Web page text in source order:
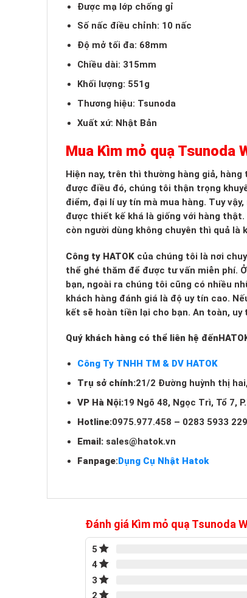
Được mạ lớp chống gỉ
Số nấc điều chỉnh: 10 nấc
Độ mở tối đa: 68mm
Chiều dài: 315mm
Khối lượng: 551g
Thương hiệu: Tsunoda
Xuất xứ: Nhật Bản
Mua Kìm mỏ quạ Tsunoda
Hiện nay, trên thì thường hàng giả,
được điều đó, chúng tôi thận trọng
điểm, đại lí uy tín mà mua hàng. Tuy
được thiết kế khá là giống với hàng
còn người dùng không chuyên thì quả là
Công ty HATOK của chúng tôi là nơi
thể ghé thăm để được tư vấn miễn phí.
bạn, ngoài ra chúng tôi cũng có nhiều
khách hàng đánh giá là độ uy tín cao.
kết sẽ hoàn tiền lại cho bạn. An toàn,
Quý khách hàng có thể liên hệ đến
Công Ty TNHH TM & DV HATOK
Trụ sở chính:21/2 Đường huỳnh thị
VP Hà Nội:19 Ngõ 48, Ngọc Trì, Tổ 7,
Hotline:0975.977.458 – 0283 5933 229
Email: sales@hatok.vn
Fanpage:Dụng Cụ Nhật Hatok
Đánh giá Kìm mỏ quạ Tsunoda
5
4
3
2